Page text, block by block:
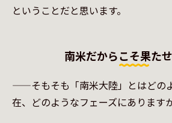
ということだと思います。
南米だからこそ果た
——そもそも「南米大陸」とはどの
在、どのようなフェーズにあります